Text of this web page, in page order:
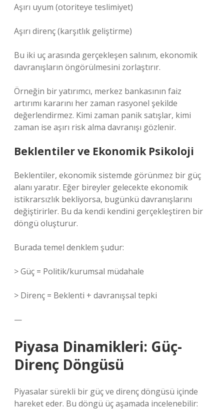
Aşırı uyum (otoriteye teslimiyet)
Aşırı direnç (karşıtlık geliştirme)
Bu iki uç arasında gerçekleşen salınım, ekonomik
davranışların öngörülmesini zorlaştırır.
Örneğin bir yatırımcı, merkez bankasının faiz
artırımı kararını her zaman rasyonel şekilde
değerlendirmez. Kimi zaman panik satışlar, kimi
zaman ise aşırı risk alma davranışı gözlenir.
Beklentiler ve Ekonomik Psikoloji
Beklentiler, ekonomik sistemde görünmez bir güç
alanı yaratır. Eğer bireyler gelecekte ekonomik
istikrarsızlık bekliyorsa, bugünkü davranışlarını
değiştirirler. Bu da kendi kendini gerçekleştiren bir
döngü oluşturur.
Burada temel denklem şudur:
> Güç = Politik/kurumsal müdahale
> Direnç = Beklenti + davranışsal tepki
—
Piyasa Dinamikleri: Güç-
Direnç Döngüsü
Piyasalar sürekli bir güç ve direnç döngüsü içinde
hareket eder. Bu döngü üç aşamada incelenebilir: